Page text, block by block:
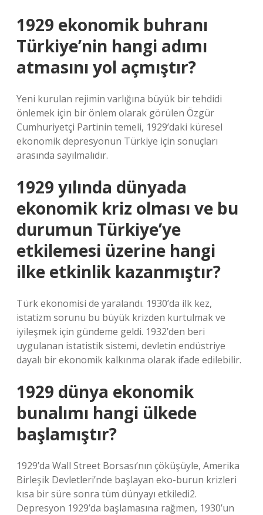
1929 ekonomik buhranı
Türkiye’nin hangi adımı
atmasını yol açmıştır?
Yeni kurulan rejimin varlığına büyük bir tehdidi
önlemek için bir önlem olarak görülen Özgür
Cumhuriyetçi Partinin temeli, 1929’daki küresel
ekonomik depresyonun Türkiye için sonuçları
arasında sayılmalıdır.
1929 yılında dünyada
ekonomik kriz olması ve bu
durumun Türkiye’ye
etkilemesi üzerine hangi
ilke etkinlik kazanmıştır?
Türk ekonomisi de yaralandı. 1930’da ilk kez,
istatizm sorunu bu büyük krizden kurtulmak ve
iyileşmek için gündeme geldi. 1932’den beri
uygulanan istatistik sistemi, devletin endüstriye
dayalı bir ekonomik kalkınma olarak ifade edilebilir.
1929 dünya ekonomik
bunalımı hangi ülkede
başlamıştır?
1929’da Wall Street Borsası’nın çöküşüyle, Amerika
Birleşik Devletleri’nde başlayan eko-burun krizleri
kısa bir süre sonra tüm dünyayı etkiledi2.
Depresyon 1929’da başlamasına rağmen, 1930’un